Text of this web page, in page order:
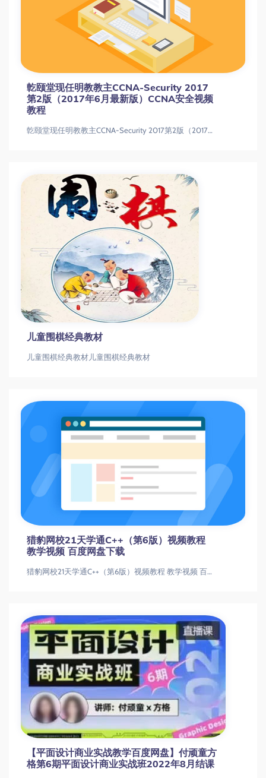
亁颐堂现任明教教主CCNA-Security 2017
第2版（2017年6月最新版）CCNA安全视频
教程
亁颐堂现任明教教主CCNA-Security 2017第2版（2017年6月最新版）CCNA安全视频教程
儿童围棋经典教材
儿童围棋经典教材儿童围棋经典教材
猎豹网校21天学通C++（第6版）视频教程
教学视频 百度网盘下载
猎豹网校21天学通C++（第6版）视频教程 教学视频 百度网盘下载
【平面设计商业实战教学百度网盘】付顽童方
格第6期平面设计商业实战班2022年8月结课